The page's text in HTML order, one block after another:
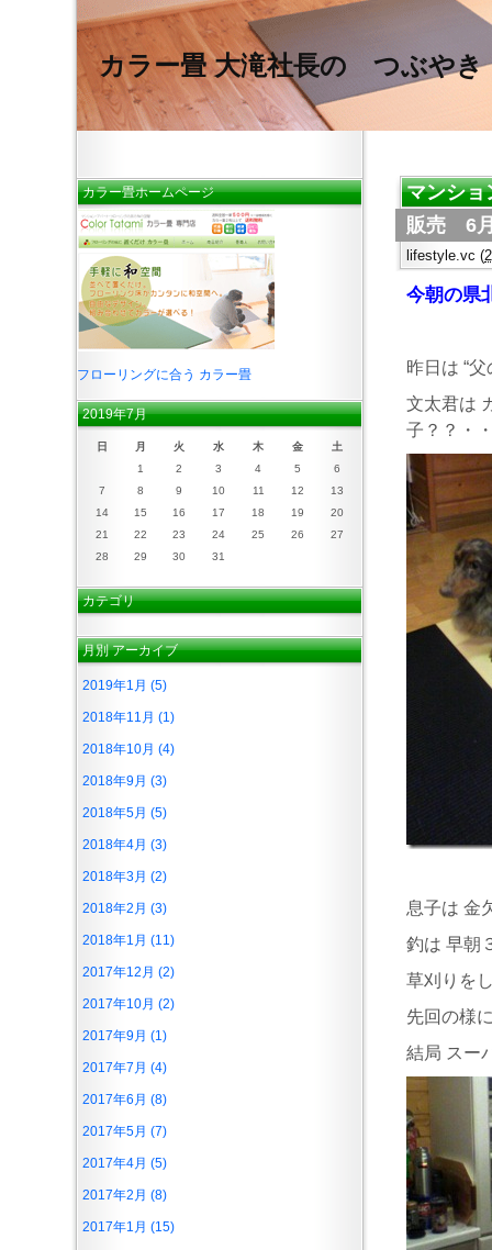
カラー畳 大滝社長の つぶやき
マンショ
販売 6
lifestyle.vc (
今朝の県
昨日は “父
文太君は
子？？・
息子は 金
釣は 早朝
草刈りを
先回の様
結局 スー
カラー畳ホームページ
フローリングに合う カラー畳
2019年7月
日 月 火 水 木 金
土
1
2 3 4 5
6
7
8 9 10 11 12
13
14
15 16 17 18 19
20
21
22 23 24 25 26
27
28
29 30 31
カテゴリ
月別アーカイブ
2019年1月 (5)
2018年11月 (1)
2018年10月 (4)
2018年9月 (3)
2018年5月 (5)
2018年4月 (3)
2018年3月 (2)
2018年2月 (3)
2018年1月 (11)
2017年12月 (2)
2017年10月 (2)
2017年9月 (1)
2017年7月 (4)
2017年6月 (8)
2017年5月 (7)
2017年4月 (5)
2017年2月 (8)
2017年1月 (15)